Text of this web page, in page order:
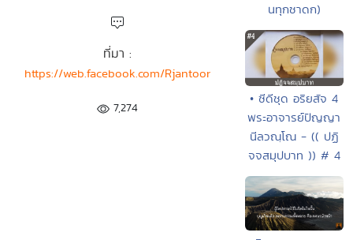
ที่มา :
https://web.facebook.com/Rjantoor
7,274
นทุกชาดก)
• ซีดีชุด อริยสัจ 4
พระอาจารย์ปัญญา
นีลวณฺโณ - (( ปฏิ
จจสมุปบาท )) # 4